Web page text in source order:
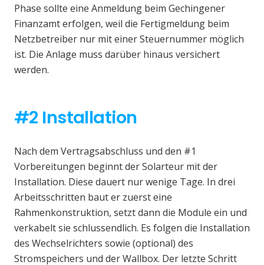
Phase sollte eine Anmeldung beim Gechingener
Finanzamt erfolgen, weil die Fertigmeldung beim
Netzbetreiber nur mit einer Steuernummer möglich
ist. Die Anlage muss darüber hinaus versichert
werden.
#2 Installation
Nach dem Vertragsabschluss und den #1
Vorbereitungen beginnt der Solarteur mit der
Installation. Diese dauert nur wenige Tage. In drei
Arbeitsschritten baut er zuerst eine
Rahmenkonstruktion, setzt dann die Module ein und
verkabelt sie schlussendlich. Es folgen die Installation
des Wechselrichters sowie (optional) des
Stromspeichers und der Wallbox. Der letzte Schritt